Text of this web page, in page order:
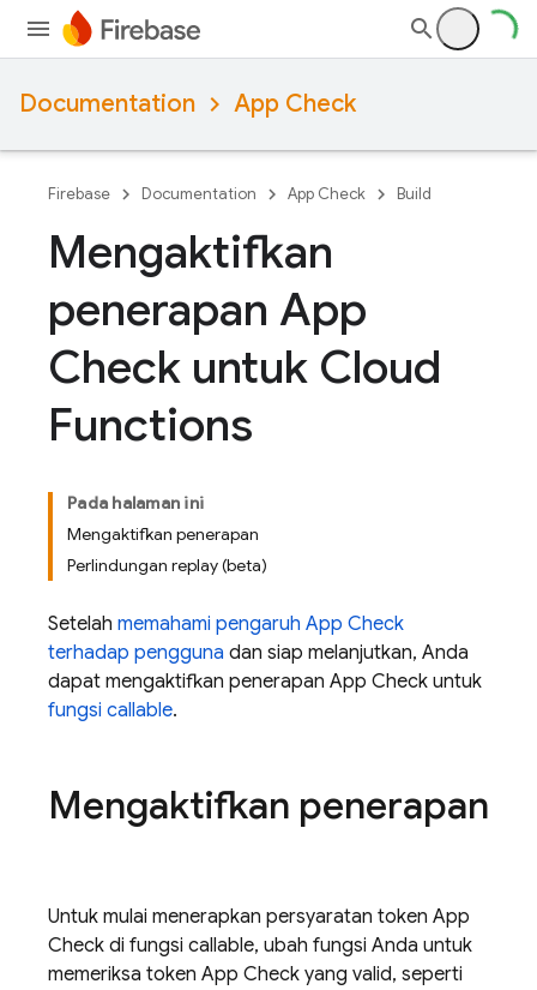
Documentation App Check
Firebase Documentation App Check Build
Mengaktifkan
penerapan App
Check untuk Cloud
Functions
Pada halaman ini
Mengaktifkan penerapan
Perlindungan replay (beta)
Setelah memahami pengaruh App Check
terhadap pengguna dan siap melanjutkan, Anda
dapat mengaktifkan penerapan App Check untuk
fungsi callable.
Mengaktifkan penerapan
Untuk mulai menerapkan persyaratan token App
Check di fungsi callable, ubah fungsi Anda untuk
memeriksa token App Check yang valid, seperti